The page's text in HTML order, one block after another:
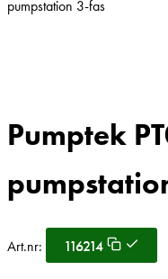
pumpstation 3-fas
Pumptek
Art.nr: 116214